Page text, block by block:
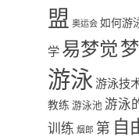
盟 奥运会 如何游
学 易梦觉
游泳游泳技
教练 游泳池 游泳
训练 烟郎 第 自